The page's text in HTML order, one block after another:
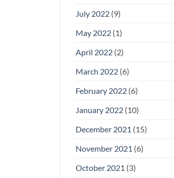
July 2022(9)
May 2022(1)
April 2022(2)
March 2022(6)
February 2022(6)
January 2022(10)
December 2021 (15)
November 2021 (6)
October 2021 (3)